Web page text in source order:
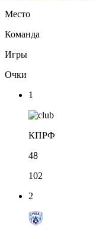
Место
Команда
Игры
Очки
1
КПРФ
48
102
2